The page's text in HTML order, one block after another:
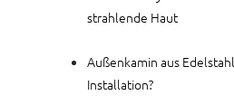
strahlende Haut
Außenkamin aus
Installation?